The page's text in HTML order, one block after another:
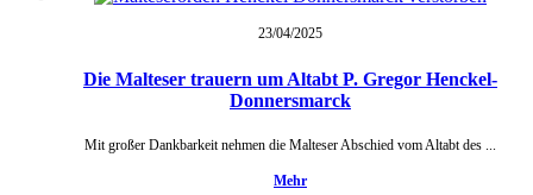
23/04/2025
Die Malteser trauern um Altabt P. Gregor Henckel-
Donnersmarck
Mit großer Dankbarkeit nehmen die Malteser Abschied vom Altabt des ...
Mehr